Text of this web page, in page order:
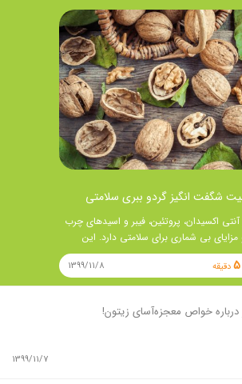
آنتی اکسیدان، پروتئین، فیبر و اسیدهای چرب
و مزایای بی شماری برای سلامتی دارد. این
5دقیقه 1399/11/8
خواص معجزه‌آسای زیتون!
1399/11/7